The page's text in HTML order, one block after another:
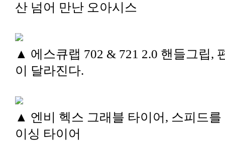
산 넘어 만난 오아시스
▲ 에스큐랩 702 & 721 2.0 핸들그립,
이 달라진다.
▲ 엔비 헥스 그래블 타이어, 스피드를
이싱 타이어